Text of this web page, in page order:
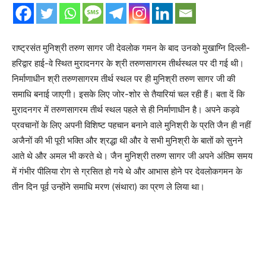
राष्ट्रसंत मुनिश्री तरुण सागर जी देवलोक गमन के बाद उनको मुखाग्नि दिल्ली-
हरिद्वार हाई-वे स्थित मुरादनगर के श्री तरुणसागरम तीर्थस्थल पर दी गई थी।
निर्माणाधीन श्री तरुणसागरम तीर्थ स्थल पर ही मुनिश्री तरुण सागर जी की
समाधि बनाई जाएगी। इसके लिए जोर-शोर से तैयारियां चल रही हैं। बता दें कि
मुरादनगर में तरुणसागरम तीर्थ स्थल पहले से ही निर्माणाधीन है। अपने कड़वे
प्रवचानों के लिए अपनी विशिष्ट पहचान बनाने वाले मुनिश्री के प्रति जैन ही नहीं
अजैनों की भी पूरी भक्ति और श्रद्धा थी और वे सभी मुनिश्री के बातों को सुनने
आते थे और अमल भी करते थे। जैन मुनिश्री तरुण सागर जी अपने अंतिम समय
में गंभीर पीलिया रोग से ग्रसित हो गये थे और आभास होने पर देवलोकगमन के
तीन दिन पूर्व उन्होंने समाधि मरण (संथारा) का प्रण ले लिया था।